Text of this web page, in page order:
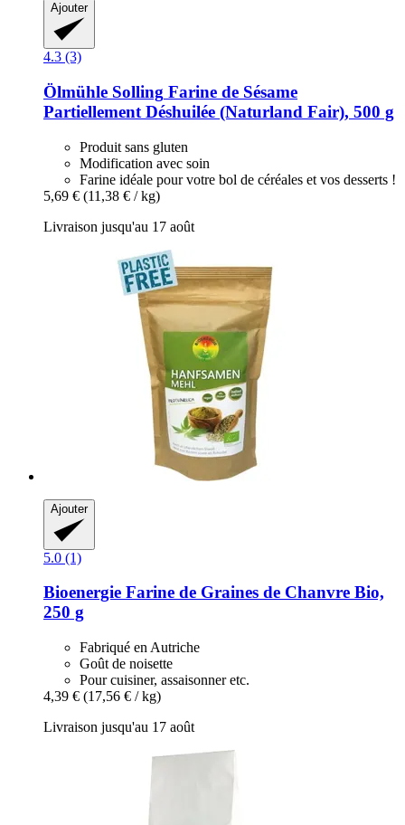
Ajouter
4.3 (3)
Ölmühle Solling Farine de Sésame
Partiellement Déshuilée (Naturland Fair), 500 g
Produit sans gluten
Modification avec soin
Farine idéale pour votre bol de céréales et vos desserts !
5,69 € (11,38 € / kg)
Livraison jusqu'au 17 août
Ajouter
5.0 (1)
Bioenergie Farine de Graines de Chanvre Bio,
250 g
Fabriqué en Autriche
Goût de noisette
Pour cuisiner, assaisonner etc.
4,39 € (17,56 € / kg)
Livraison jusqu'au 17 août